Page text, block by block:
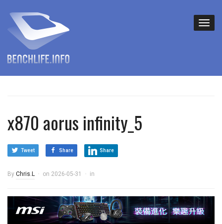
x870 aorus infinity_5
Tweet Share Share
By Chris.L on 2026-05-31 in